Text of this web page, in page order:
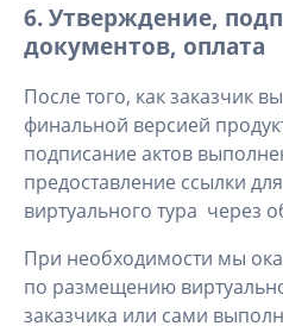
6. Утверждение,
документов, оплата
После того, как заказчик
финальной версией
подписание актов
предоставление ссылки
виртуального тура через
При необходимости мы
по размещению
заказчика или сами